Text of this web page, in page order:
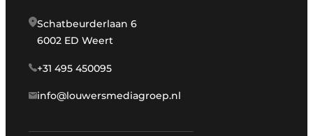
Schatbeurderlaan 6
6002 ED Weert
+31 495 450095
info@louwersmediagroep.nl